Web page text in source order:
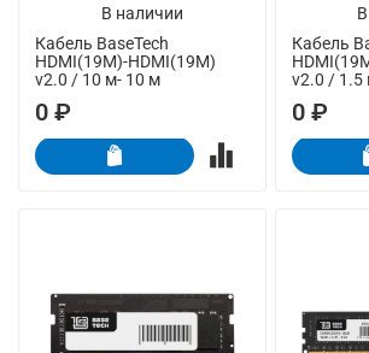
В наличии
Кабель BaseTech
HDMI(19M)-HDMI(19M)
v2.0 / 10 м- 10 м
0 ₽
Кабель
v2.0 / 1.5
0 ₽